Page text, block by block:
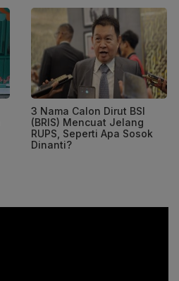
3 Nama Calon Dirut BSI
(BRIS) Mencuat Jelang
RUPS, Seperti Apa Sosok
Dinanti?